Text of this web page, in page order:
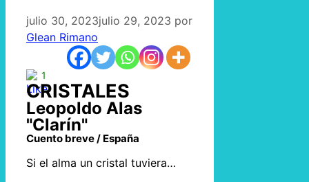
julio 30, 2023julio 29, 2023 por
Glean Rimano
1
CRISTALES
Leopoldo Alas
"Clarín"
Cuento breve / España
Si el alma un cristal tuviera…